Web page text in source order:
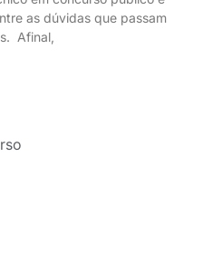
as dúvidas que passam
Afinal,